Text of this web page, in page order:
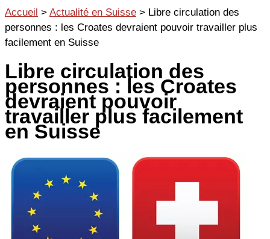
Aller
au
contenu
Accueil > Actualité en Suisse > Libre circulation des
personnes : les Croates devraient pouvoir travailler plus
facilement en Suisse
Libre circulation des
personnes : les Croates
devraient pouvoir
travailler plus facilement
en Suisse